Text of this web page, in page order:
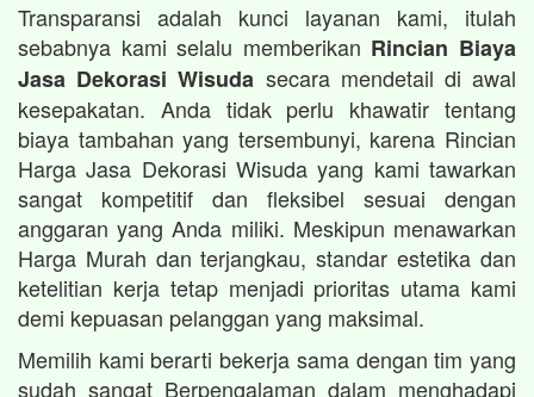
Transparansi adalah kunci layanan kami, itulah
sebabnya kami selalu memberikan Rincian Biaya
Jasa Dekorasi Wisuda secara mendetail di awal
kesepakatan. Anda tidak perlu khawatir tentang
biaya tambahan yang tersembunyi, karena Rincian
Harga Jasa Dekorasi Wisuda yang kami tawarkan
sangat kompetitif dan fleksibel sesuai dengan
anggaran yang Anda miliki. Meskipun menawarkan
Harga Murah dan terjangkau, standar estetika dan
ketelitian kerja tetap menjadi prioritas utama kami
demi kepuasan pelanggan yang maksimal.
Memilih kami berarti bekerja sama dengan tim yang
sudah sangat Berpengalaman dalam menghadapi